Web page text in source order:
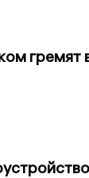
гремят